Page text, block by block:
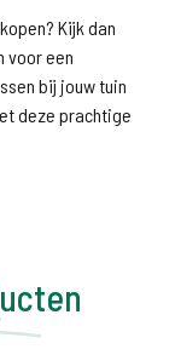
kopen? Kijk dan
voor een
bij jouw tuin
deze prachtige